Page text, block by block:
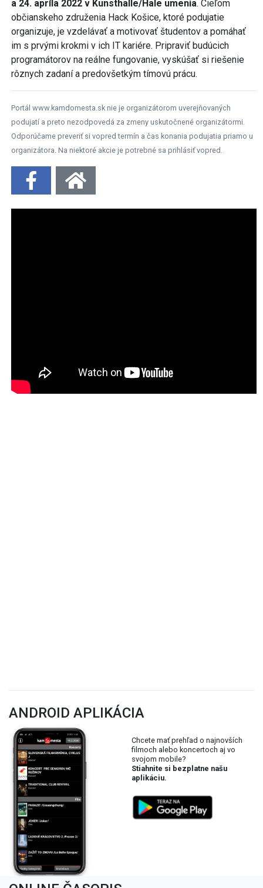
a 24. apríla 2022 v Kunsthalle/Hale umenia. Cieľom
občianskeho združenia Hack Košice, ktoré podujatie
organizuje, je vzdelávať a motivovať študentov a pomáhať
im s prvými krokmi v ich IT kariére. Pripraviť budúcich
programátorov na reálne fungovanie, vyskúšať si riešenie
rôznych zadaní a predovšetkým tímovú prácu.
Portál www.kamdomesta.sk nie je organizátorom uverejňovaných
podujatí a preto nezodpovedá za zmeny uskutočnené organizátormi.
Odporúčame preveriť si vopred termín a čas konania podujatia priamo u
organizátora. Na niektoré akcie je potrebné sa prihlásiť vopred.
ANDROID APLIKÁCIA
Chcete mať prehľad o najnovších
filmoch alebo koncertoch aj vo
svojom mobile?
Stiahnite si bezplatne našu
aplikáciu.